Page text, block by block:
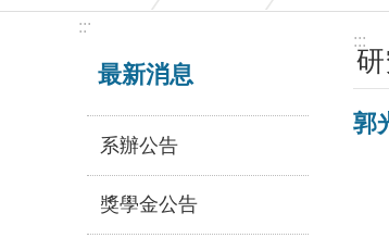
:::
最新消息
系辦公告
獎學金公告
:::
郭